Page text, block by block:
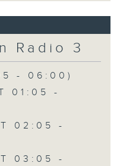
Radio 3
- 06:00)
01:05 -
02:05 -
03:05 -